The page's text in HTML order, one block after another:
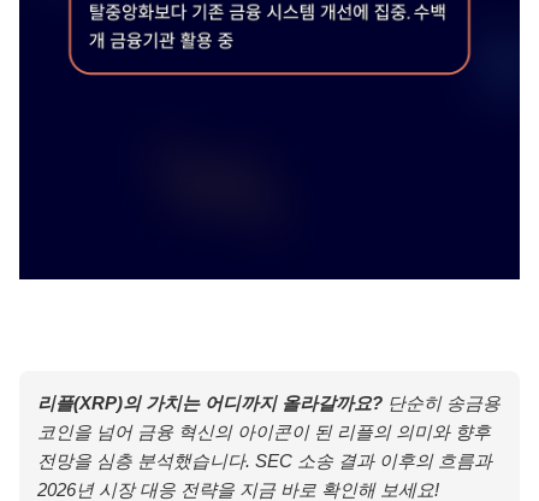
리플(XRP)의 가치는 어디까지 올라갈까요? 단순히 송금용
코인을 넘어 금융 혁신의 아이콘이 된 리플의 의미와 향후
전망을 심층 분석했습니다. SEC 소송 결과 이후의 흐름과
2026년 시장 대응 전략을 지금 바로 확인해 보세요!